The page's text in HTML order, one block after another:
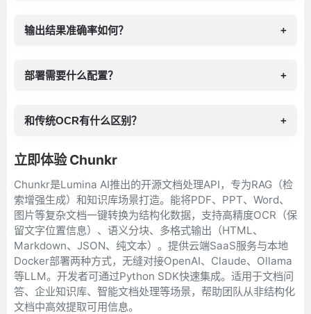
输出结果准确率如何？ +
部署需要什么配置？ +
和传统OCR有什么区别？ +
立即体验 Chunkr
Chunkr是Lumina AI推出的开源文档处理API，专为RAG（检
索增强生成）和知识库场景打造。能将PDF、PPT、Word、
图片等复杂文档一键转换为结构化数据，支持高精度OCR（保
留文字位置信息）、语义分块、多格式输出（HTML、
Markdown、JSON、纯文本）。提供云端SaaS服务与本地
Docker部署两种方式，无缝对接OpenAI、Claude、Ollama
等LLM。开发者可通过Python SDK快速集成。适用于文档问
答、企业知识库、智能文档处理等场景，帮助团队从非结构化
文档中高效提取可用信息。